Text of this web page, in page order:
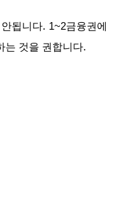
됩니다. 1~2금융권에
는 것을 권합니다.